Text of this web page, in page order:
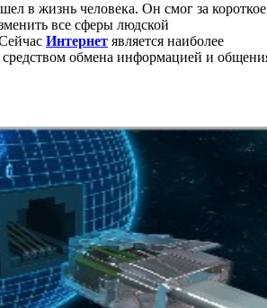
в жизнь человека. Он смог за короткое
все сферы людской
Интернет является наиболее
обмена информацией и